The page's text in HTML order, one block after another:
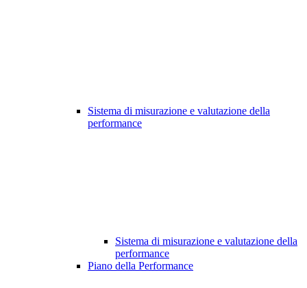
Sistema di misurazione e valutazione della
performance
Sistema di misurazione e valutazione della
performance
Piano della Performance